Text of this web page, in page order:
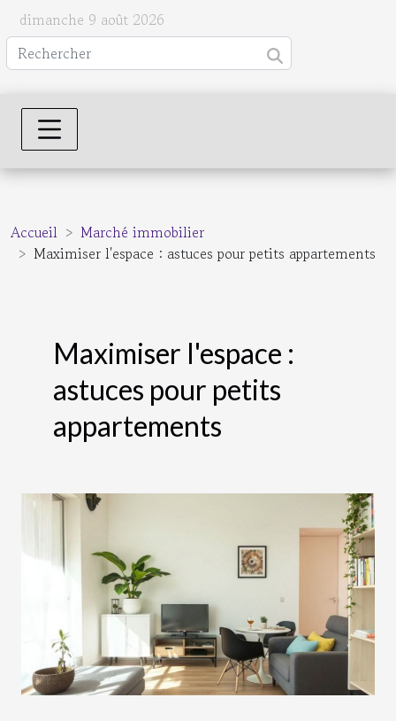
dimanche 9 août 2026
Accueil
Marché immobilier
Maximiser l'espace : astuces pour petits appartements
Maximiser l'espace :
astuces pour petits
appartements